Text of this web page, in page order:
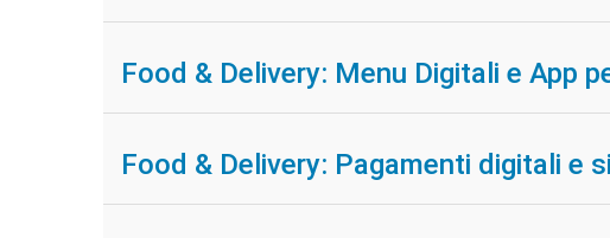
Food & Delivery: Menu Digitali e App
Food & Delivery: Pagamenti digitali e